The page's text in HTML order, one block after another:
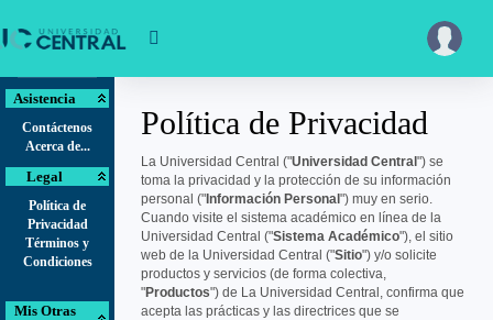
Asistencia
Contáctenos
Acerca de...
Legal
Política de
Privacidad
Términos y
Condiciones
Mis Otras
Política de Privacidad
La Universidad Central ("Universidad Central ") se
toma la privacidad y la protección de su información
personal (" Información Personal ") muy en serio.
Cuando visite el sistema académico en línea de la
Universidad Central ("Sistema Académico"), el sitio
web de la Universidad Central ("Sitio") y/o solicite
productos y servicios (de forma colectiva,
"Productos") de La Universidad Central, confirma que
acepta las prácticas y las directrices que se